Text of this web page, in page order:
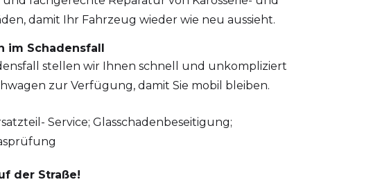
damit Ihr Fahrzeug wieder wie neu aussieht.
im Schadensfall
stellen wir Ihnen schnell und unkompliziert
zur Verfügung, damit Sie mobil bleiben.
Service; Glasschadenbeseitigung;
der Straße!